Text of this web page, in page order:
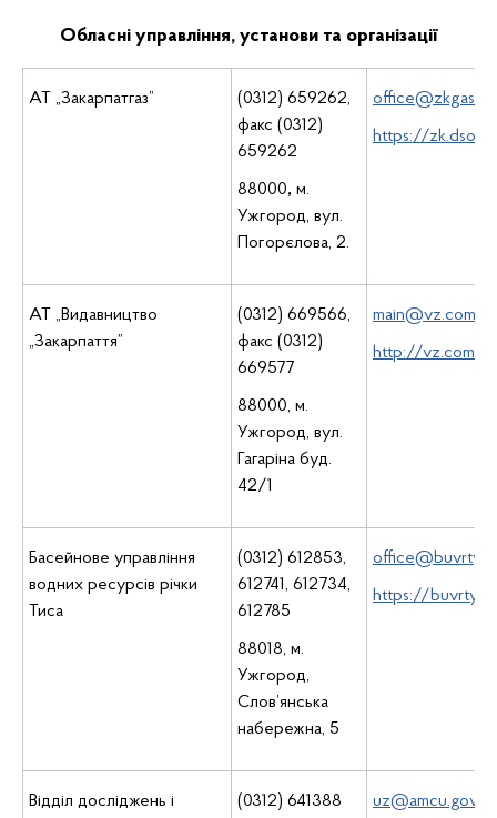
Обласні управління, установи та організації
АТ „Закарпатгаз”
(0312) 659262,
факс (0312)
659262
88000, м.
Ужгород, вул.
Погорєлова, 2.
https://
АТ „Видавництво
„Закарпаття”
(0312) 669566,
факс (0312)
669577
88000, м.
Ужгород, вул.
Гагаріна буд.
42/1
main@vz.com.ua
http://
Басейнове управління
водних ресурсів річки
Тиса
(0312) 612853,
612741, 612734,
612785
88018, м.
Ужгород,
Слов’янська
набережна, 5
https://
Відділ досліджень і
(0312) 641388 uz@amcu.gov.ua